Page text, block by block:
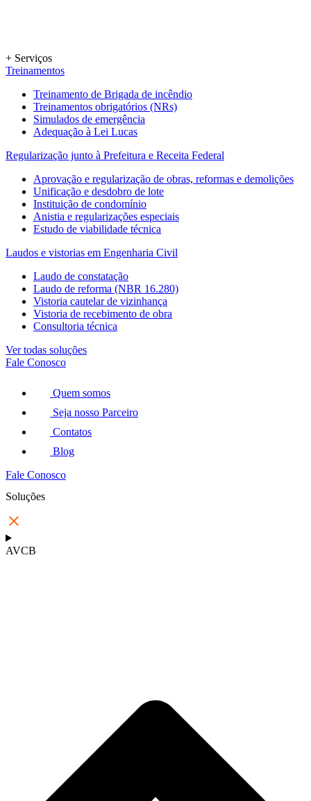
+ Serviços
Treinamentos
Treinamento de Brigada de incêndio
Treinamentos obrigatórios (NRs)
Simulados de emergência
Adequação à Lei Lucas
Regularização junto à Prefeitura e Receita Federal
Aprovação e regularização de obras, reformas e demolições
Unificação e desdobro de lote
Instituição de condomínio
Anistia e regularizações especiais
Estudo de viabilidade técnica
Laudos e vistorias em Engenharia Civil
Laudo de constatação
Laudo de reforma (NBR 16.280)
Vistoria cautelar de vizinhança
Vistoria de recebimento de obra
Consultoria técnica
Ver todas soluções
Fale Conosco
Quem somos
Seja nosso Parceiro
Contatos
Blog
Fale Conosco
Soluções
AVCB